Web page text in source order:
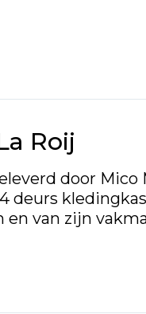
Roij
door
deurs
van zijn